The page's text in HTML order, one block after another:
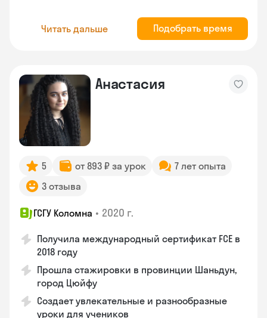
Читать дальше Подобрать время
Анастасия
5 от 893 ₽ за урок
7 лет опыта
3 отзыва
ГСГУ Коломна • 2020 г.
Получила международный сертификат FCE в
2018 году
Прошла стажировки в провинции Шаньдун,
город Цюйфу
Создает увлекательные и разнообразные
уроки для учеников